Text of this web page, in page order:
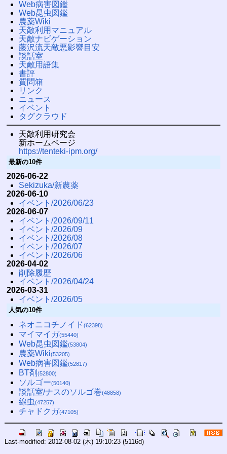
Web病害図鑑
Web昆虫図鑑
農薬Wiki
天敵利用マニュアル
天敵ナビゲーション
藤沢流天敵悪影響目安
談話室
天敵用語集
書評
質問箱
リンク
ニュース
イベント
タグクラウド
天敵利用研究会
新ホームページ
https://tenteki-ipm.org/
最新の10件
2026-06-22
Sekizuka/新農薬
2026-06-10
イベント/2026/06/23
2026-06-07
イベント/2026/09/11
イベント/2026/09
イベント/2026/08
イベント/2026/07
イベント/2026/06
2026-04-02
削除履歴
イベント/2026/04/24
2026-03-31
イベント/2026/05
人気の10件
ネオニコチノイド(62398)
マイマイガ(55440)
Web昆虫図鑑(53804)
農薬Wiki(53205)
Web病害図鑑(52817)
BT剤 (52800)
ソルゴー(50140)
談話室/ナスのソルゴ巻(48858)
線虫(47257)
チャドクガ(47105)
Last-modified: 2012-08-02 (木) 19:10:23(5116d)